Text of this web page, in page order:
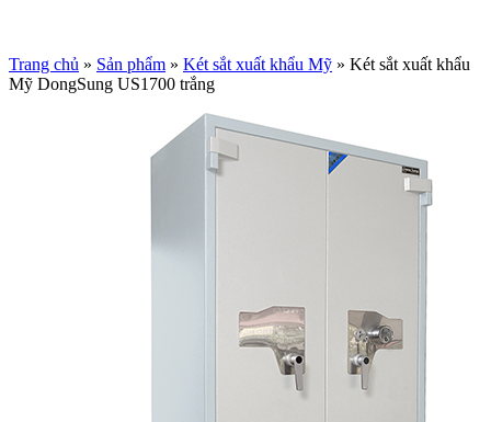
Trang chủ » Sản phẩm » Két sắt xuất khẩu Mỹ » Két sắt xuất khẩu
Mỹ DongSung US1700 trắng